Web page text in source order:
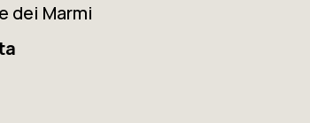
dei Marmi